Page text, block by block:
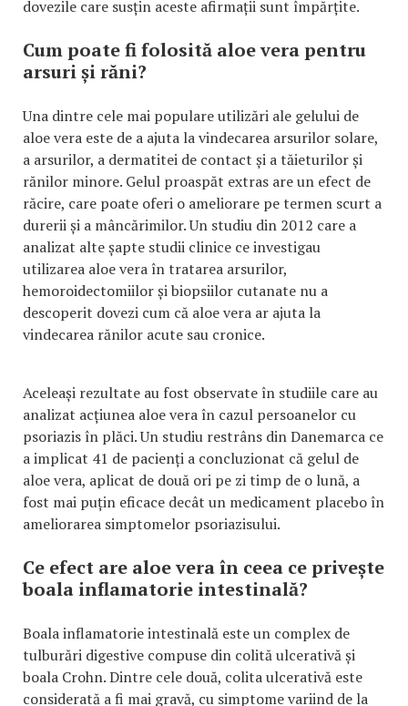
dovezile care susțin aceste afirmații sunt împărțite.
Cum poate fi folosită aloe vera pentru
arsuri și răni?
Una dintre cele mai populare utilizări ale gelului de
aloe vera este de a ajuta la vindecarea arsurilor solare,
a arsurilor, a dermatitei de contact și a tăieturilor și
rănilor minore. Gelul proaspăt extras are un efect de
răcire, care poate oferi o ameliorare pe termen scurt a
durerii și a mâncărimilor. Un studiu din 2012 care a
analizat alte șapte studii clinice ce investigau
utilizarea aloe vera în tratarea arsurilor,
hemoroidectomiilor și biopsiilor cutanate nu a
descoperit dovezi cum că aloe vera ar ajuta la
vindecarea rănilor acute sau cronice.
Aceleași rezultate au fost observate în studiile care au
analizat acțiunea aloe vera în cazul persoanelor cu
psoriazis în plăci. Un studiu restrâns din Danemarca ce
a implicat 41 de pacienți a concluzionat că gelul de
aloe vera, aplicat de două ori pe zi timp de o lună, a
fost mai puțin eficace decât un medicament placebo în
ameliorarea simptomelor psoriazisului.
Ce efect are aloe vera în ceea ce privește
boala inflamatorie intestinală?
Boala inflamatorie intestinală este un complex de
tulburări digestive compuse din colită ulcerativă și
boala Crohn. Dintre cele două, colita ulcerativă este
considerată a fi mai gravă, cu simptome variind de la